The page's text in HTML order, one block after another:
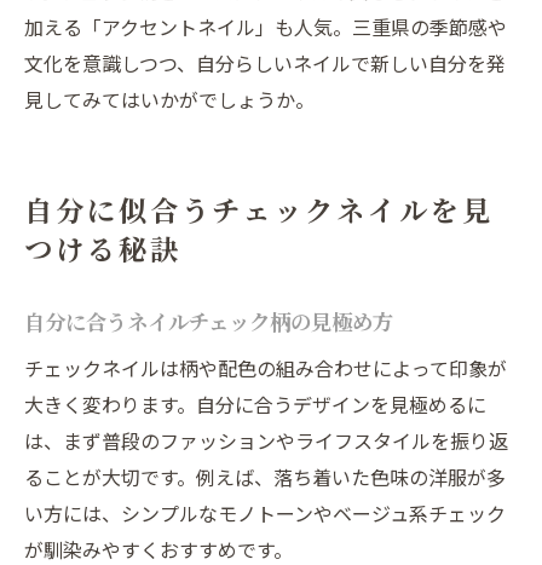
加える「アクセントネイル」も人気。三重県の季節感や
文化を意識しつつ、自分らしいネイルで新しい自分を発
見してみてはいかがでしょうか。
自分に似合うチェックネイルを見
つける秘訣
自分に合うネイルチェック柄の見極め方
チェックネイルは柄や配色の組み合わせによって印象が
大きく変わります。自分に合うデザインを見極めるに
は、まず普段のファッションやライフスタイルを振り返
ることが大切です。例えば、落ち着いた色味の洋服が多
い方には、シンプルなモノトーンやベージュ系チェック
が馴染みやすくおすすめです。